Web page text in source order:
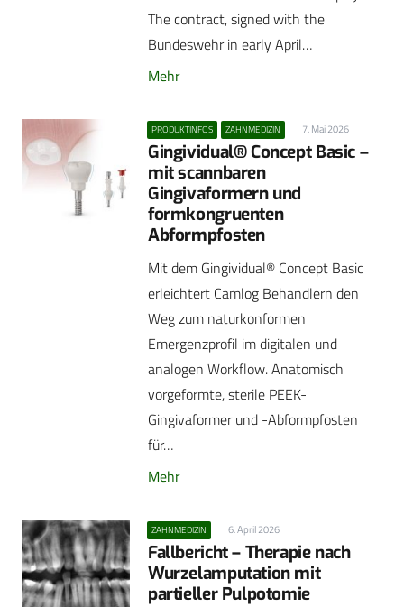
The contract, signed with the
Bundeswehr in early April…
Mehr
PRODUKTINFOS ZAHNMEDIZIN 7. Mai 2026
Gingividual® Concept Basic –
mit scannbaren
Gingivaformern und
formkongruenten
Abformpfosten
Mit dem Gingividual® Concept Basic
erleichtert Camlog Behandlern den
Weg zum naturkonformen
Emergenzprofil im digitalen und
analogen Workflow. Anatomisch
vorgeformte, sterile PEEK-
Gingivaformer und -Abformpfosten
für…
Mehr
ZAHNMEDIZIN 6. April 2026
Fallbericht – Therapie nach
Wurzelamputation mit
partieller Pulpotomie